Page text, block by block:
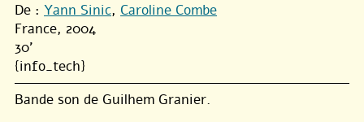
De : Yann Sinic, Caroline Combe
France, 2004
30'
{info_tech}
Bande son de Guilhem Granier.